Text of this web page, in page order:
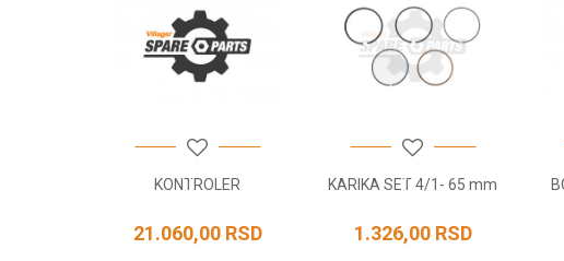
POŠALJI
KONTROLER
21.060,00 RSD
KARIKA SET 4/1- 65 mm
1.326,00 RSD